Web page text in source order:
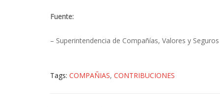
Fuente:
– Superintendencia de Compañías, Valores y Seguros
Tags: COMPAÑIAS, CONTRIBUCIONES